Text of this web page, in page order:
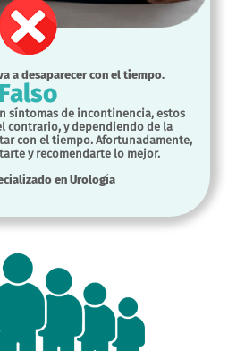
a desaparecer con el tiempo.
Falso
síntomas de incontinencia, estos
contrario, y dependiendo de la
con el tiempo. Afortunadamente,
y recomendarte lo mejor.
en Urología